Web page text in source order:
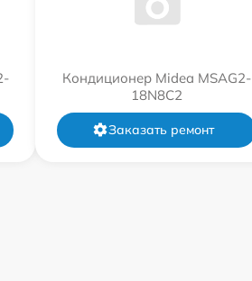
Кондиционер Midea MSAG2-
18N8C2
Заказать ремонт